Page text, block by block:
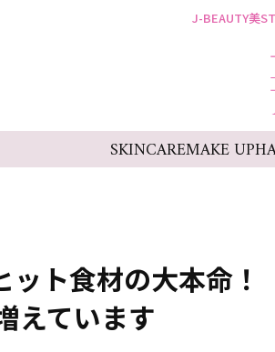
J-BEAUTY美
SKINCAREMAKE UP
ット食材の大本命！
えています